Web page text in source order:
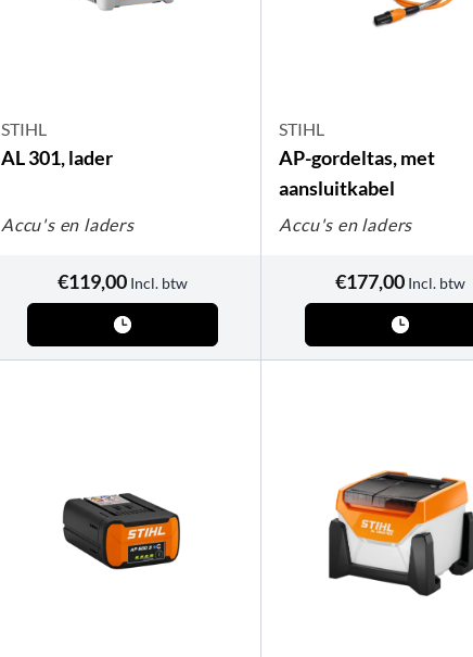
STIHL
AL 301, lader
Accu's en laders
€119,00 Incl. btw
STIHL
AP-gordeltas, met
aansluitkabel
Accu's en laders
€177,00 Incl. btw